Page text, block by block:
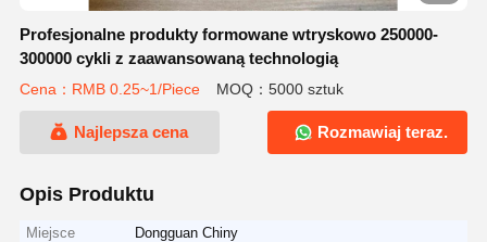
Profesjonalne produkty formowane wtryskowo 250000-
300000 cykli z zaawansowaną technologią
Cena：RMB 0.25~1/Piece MOQ：5000 sztuk
Najlepsza cena Rozmawiaj teraz.
Opis Produktu
Miejsce
Dongguan Chiny